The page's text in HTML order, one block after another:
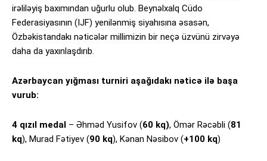
irəliləyiş baxımından uğurlu olub. Beynəlxalq Cüdo
Federasiyasının (IJF) yenilənmiş siyahısına əsasən,
Özbəkistandakı nəticələr millimizin bir neçə üzvünü zirvəyə
daha da yaxınlaşdırıb.
Azərbaycan yığması turniri aşağıdakı nəticə ilə başa
vurub:
4 qızıl medal – Əhməd Yusifov (60 kq), Ömər Rəcəbli (81
kq), Murad Fətiyev (90 kq), Kənan Nəsibov (+100 kq)